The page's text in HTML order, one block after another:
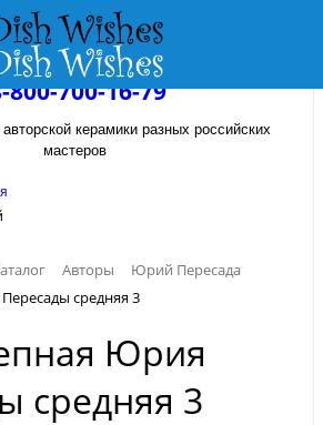
800-700-16-79
керамики разных российских
мастеров
Авторы
Юрий Пересада
средняя 3
Юрия
средняя 3